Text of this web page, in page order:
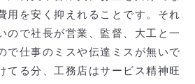
用を安く抑えれることです。それ
ので社長が営業、監督、大工と一
で仕事のミスや伝達ミスが無いで
てる分、工務店はサービス精神旺